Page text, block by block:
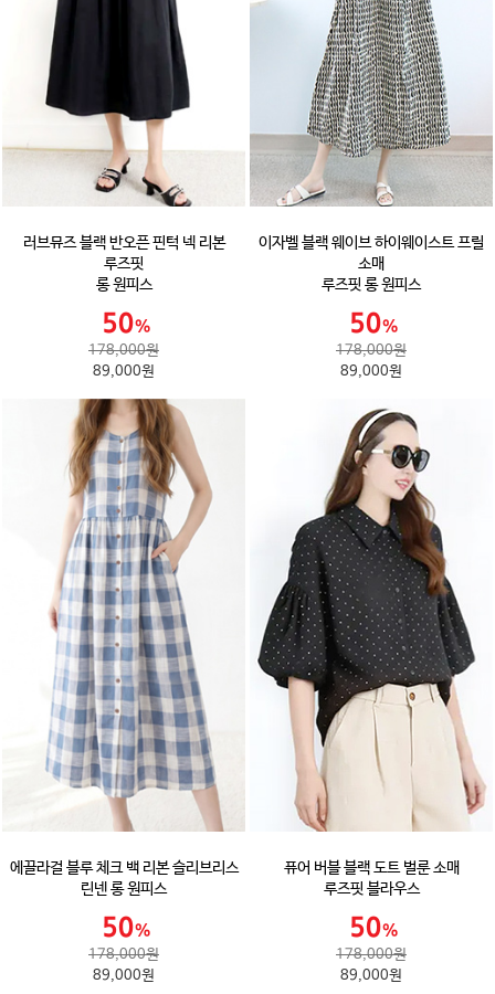
러브뮤즈 블랙 반오픈 핀턱 넥 리본
루즈핏
롱 원피스
178,000원
89,000원
이자벨 블랙 웨이브 하이웨이스트 프릴
소매
루즈핏 롱 원피스
178,000원
89,000원
에끌라걸 블루 체크 백 리본 슬리브리스
린넨 롱 원피스
178,000원
89,000원
퓨어 버블 블랙 도트 벌룬 소매
루즈핏 블라우스
178,000원
89,000원